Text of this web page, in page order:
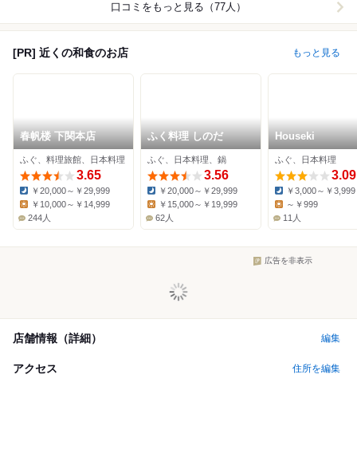
口コミをもっと見る（77人）
[PR] 近くの和食のお店 もっと見る
春帆楼 下関本店
ふぐ、料理旅館、日本料理
3.65
Dinner:
￥20,000～￥29,999
￥10,000～￥14,999
244人
ふく料理 しのだ
ふぐ、日本料理、鍋
3.56
Dinner:
￥20,000～￥29,999
Lunch:
￥15,000～￥19,999
62人
Houseki
ふぐ、日本料理
3.09
Dinner:
￥3,000～￥3,999
Lunch:
～￥999
11人
広告を非表示
店舗情報（詳細） 編集
アクセス 住所を編集